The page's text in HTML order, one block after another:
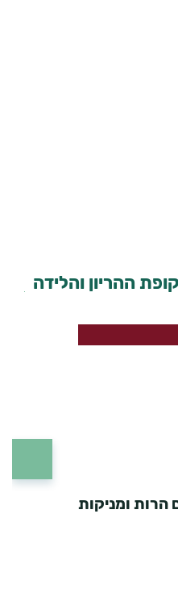
ההריון והלידה
הרות ומניקות